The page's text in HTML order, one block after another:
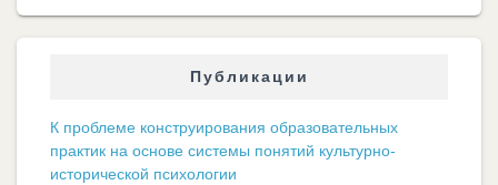
Публикации
К проблеме конструирования образовательных
практик на основе системы понятий культурно-
исторической психологии